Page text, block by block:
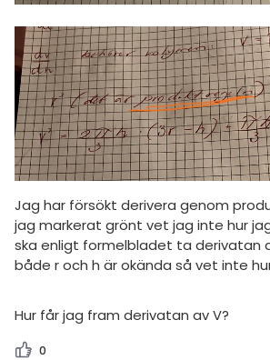
Jag har försökt derivera genom
jag markerat grönt vet jag inte hur
ska enligt formelbladet ta derivatan
både r och h är okända så vet inte
Hur får jag fram derivatan av V?
0